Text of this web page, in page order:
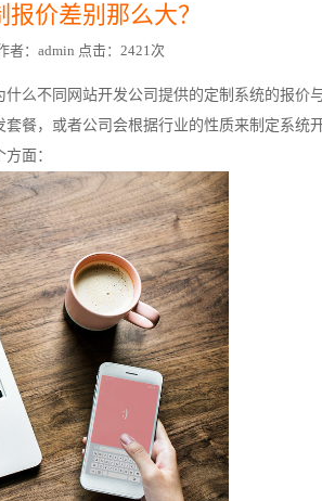
价差别那么大？
者：admin 点击：2421次
么不同网站开发公司提供的定制系统的报价
套餐，或者公司会根据行业的性质来制定系统
面：